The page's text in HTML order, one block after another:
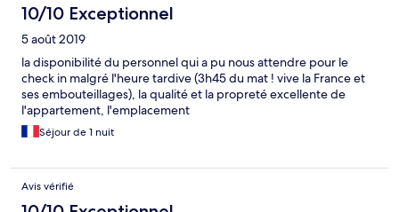
10/10 Exceptionnel
5 août 2019
la disponibilité du personnel qui a pu nous attendre pour le
check in malgré l'heure tardive (3h45 du mat ! vive la France et
ses embouteillages), la qualité et la propreté excellente de
l'appartement, l'emplacement
Séjour de 1 nuit
Avis vérifié